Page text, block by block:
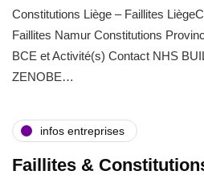
Constitutions Liège – Faillites
Faillites Namur Constitutions
BCE et Activité(s) Contact NHS
ZENOBE…
infos entreprises
Faillites &